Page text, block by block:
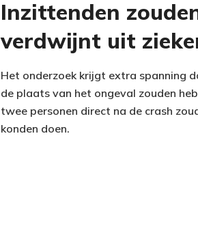
Inzittenden
verdwijnt uit
Het onderzoek krijgt extra spanning
de plaats van het ongeval zouden
twee personen direct na de crash
konden doen.